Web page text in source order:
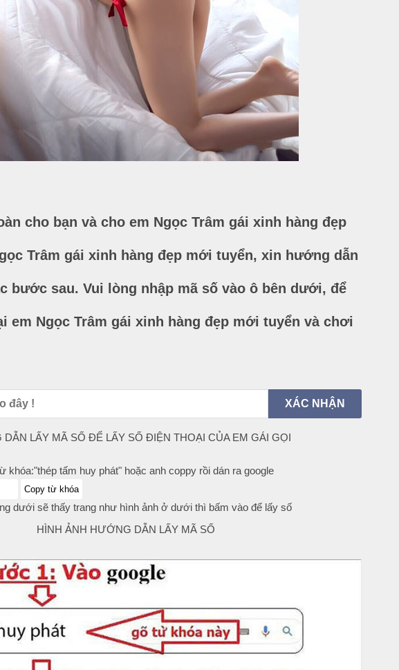
cho bạn và cho em Ngọc Trâm gái xinh hàng đẹp
Trâm gái xinh hàng đẹp mới tuyển, xin hướng dẫn
bước sau. Vui lòng nhập mã số vào ô bên dưới, để
em Ngọc Trâm gái xinh hàng đẹp mới tuyển và chơi
DẪN LẤY MÃ SỐ ĐỂ LẤY SỐ ĐIỆN THOẠI CỦA EM GÁI GỌI
khóa:"thép tấm huy phát" hoặc anh coppy rồi dán ra google
Copy từ khóa
dưới sẽ thấy trang như hình ảnh ở dưới thì bấm vào để lấy số
HÌNH ẢNH HƯỚNG DẪN LẤY MÃ SỐ